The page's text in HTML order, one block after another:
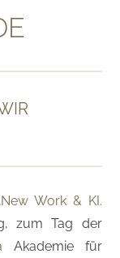
New Work & KI.
zum Tag der
Akademie für